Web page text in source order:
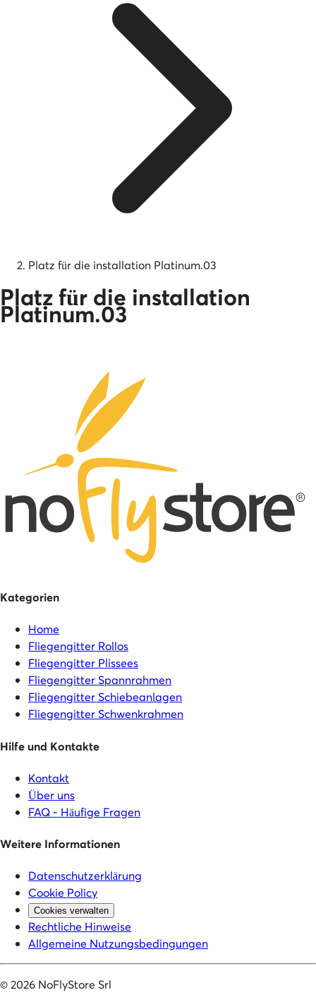
Platz für die installation Platinum.03
Platz für die installation
Platinum.03
Kategorien
Home
Fliegengitter Rollos
Fliegengitter Plissees
Fliegengitter Spannrahmen
Fliegengitter Schiebeanlagen
Fliegengitter Schwenkrahmen
Hilfe und Kontakte
Kontakt
Über uns
FAQ - Häufige Fragen
Weitere Informationen
Datenschutzerklärung
Cookie Policy
Cookies verwalten
Rechtliche Hinweise
Allgemeine Nutzungsbedingungen
©2026 NoFlyStore Srl